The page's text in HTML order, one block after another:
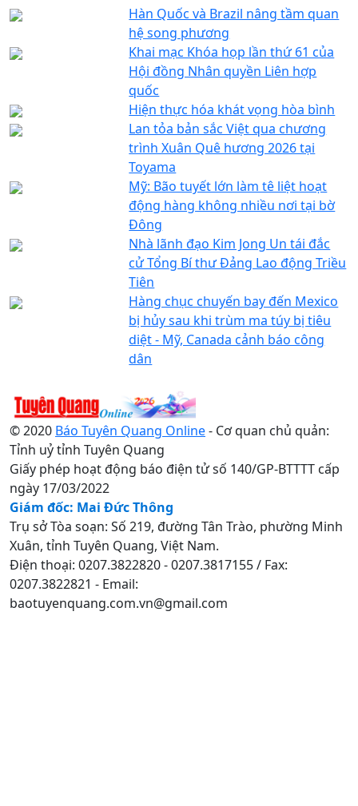
Hàn Quốc và Brazil nâng tầm quan
hệ song phương
Khai mạc Khóa họp lần thứ 61 của
Hội đồng Nhân quyền Liên hợp
quốc
Hiện thực hóa khát vọng hòa bình
Lan tỏa bản sắc Việt qua chương
trình Xuân Quê hương 2026 tại
Toyama
Mỹ: Bão tuyết lớn làm tê liệt hoạt
động hàng không nhiều nơi tại bờ
Đông
Nhà lãnh đạo Kim Jong Un tái đắc
cử Tổng Bí thư Đảng Lao động Triều
Tiên
Hàng chục chuyến bay đến Mexico
bị hủy sau khi trùm ma túy bị tiêu
diệt - Mỹ, Canada cảnh báo công
dân
© 2020 Báo Tuyên Quang Online- Cơ quan chủ quản:
Tỉnh uỷ tỉnh Tuyên Quang
Giấy phép hoạt động báo điện tử số 140/GP-BTTTT cấp
ngày 17/03/2022
Giám đốc: Mai Đức Thông
Trụ sở Tòa soạn: Số 219, đường Tân Trào, phường Minh
Xuân, tỉnh Tuyên Quang, Việt Nam.
Điện thoại: 0207.3822820 - 0207.3817155 / Fax:
0207.3822821 - Email:
baotuyenquang.com.vn@gmail.com